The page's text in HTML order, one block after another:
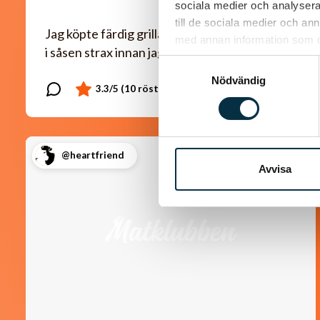
sociala medier och
till de sociala medier och
med annan information som
Nödvändig
Avvisa
Jag köpte färdig grillad kyckling som jag la ner
i såsen strax innan jag serverade.
@heartfriend